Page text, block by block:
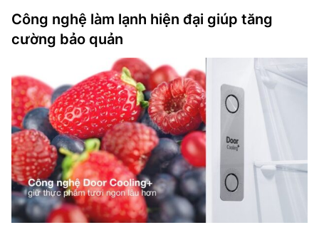
Công nghệ làm lạnh hiện đại giúp tăng
cường bảo quản